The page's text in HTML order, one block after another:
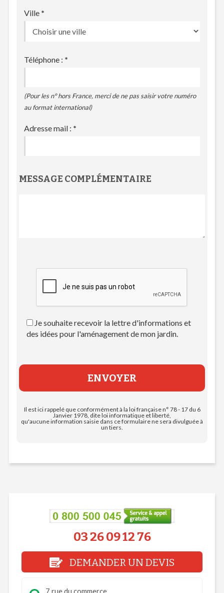
03 26 09 12 76
DEMANDER UN DEVIS
Ville *
Téléphone : *
(Pour les n° hors France, merci de ne pas saisir votre numéro
au format international)
Adresse mail : *
MESSAGE COMPLÉMENTAIRE
Je souhaite recevoir la lettre d'informations et
des idées pour l'aménagement de mon jardin.
Il est ici rappelé que conformément à la loi française n° 78 - 17 du 6
Janvier 1978, dite loi informatique et liberté,
qu'aucune information saisie dans ce formulaire ne sera divulguée à
un tiers.